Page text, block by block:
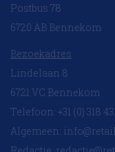
Postbus 78
6720 AB Bennekom
Bezoekadres
Lindelaan 8
6721 VC Bennekom
Telefoon: +31 (0) 318
Algemeen: